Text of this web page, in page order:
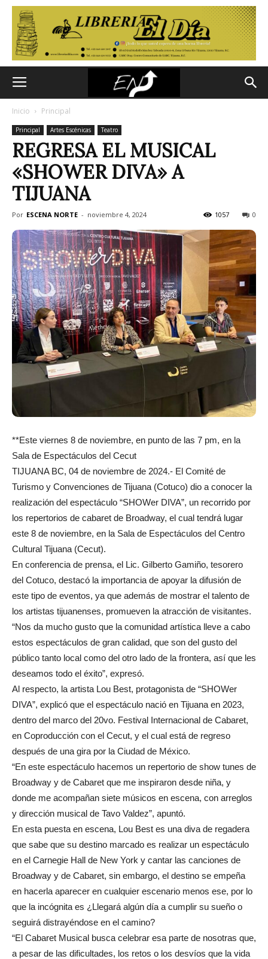
Inicio Principal
Principal Artes Escénicas Teatro
REGRESA EL MUSICAL
«SHOWER DIVA» A
TIJUANA
Por ESCENA NORTE - noviembre 4, 2024 0
1057
**Este viernes 8 de noviembre, en punto de las 7 pm, en la
Sala de Espectáculos del Cecut
TIJUANA BC, 04 de noviembre de 2024.- El Comité de
Turismo y Convenciones de Tijuana (Cotuco) dio a conocer la
realización del espectáculo “SHOWer DIVA”, un recorrido por
los repertorios de cabaret de Broadway, el cual tendrá lugar
este 8 de noviembre, en la Sala de Espectáculos del Centro
Cultural Tijuana (Cecut).
En conferencia de prensa, el Lic. Gilberto Gamiño, tesorero
del Cotuco, destacó la importancia de apoyar la difusión de
este tipo de eventos, ya que además de mostrar el talento de
los artistas tijuanenses, promueven la atracción de visitantes.
“Nos da mucho gusto que la comunidad artística lleve a cabo
estos espectáculos de gran calidad, que son del gusto del
público tanto local como del otro lado de la frontera, así que les
deseamos todo el éxito”, expresó.
Al respecto, la artista Lou Best, protagonista de “SHOWer
DIVA”, explicó que el espectáculo nació en Tijuana en 2023,
dentro del marco del 20vo. Festival Internacional de Cabaret,
en Coproducción con el Cecut, y el cual está de regreso
después de una gira por la Ciudad de México.
“En este espectáculo hacemos un repertorio de show tunes de
Broadway y de Cabaret que me inspiraron desde niña, y
donde me acompañan siete músicos en escena, con arreglos
y dirección musical de Tavo Valdez”, apuntó.
En esta puesta en escena, Lou Best es una diva de regadera
que sabe que su destino marcado es realizar un espectáculo
en el Carnegie Hall de New York y cantar las canciones de
Broadway y de Cabaret, sin embargo, el destino se empeña
en hacerla aparecer en cualquier escenario menos ese, por lo
que la incógnita es ¿Llegará algún día a cumplir su sueño o
seguirá distrayéndose en el camino?
“El Cabaret Musical busca celebrar esa parte de nosotras que,
a pesar de las dificultades, los retos o los desvíos que la vida